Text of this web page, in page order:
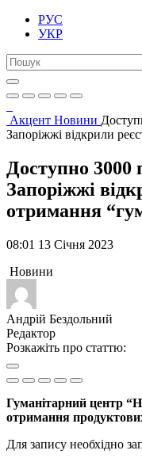
РУС
УКР
Акцент Новини
Запоріжжі відкрили
Доступно 3000
Запоріжжі
отримання
08:01 13 Січня 2023
Новини
Андрій Бездольний
Редактор
Розкажіть про статтю:
Гуманітарний центр
отримання
Для запису необхідно